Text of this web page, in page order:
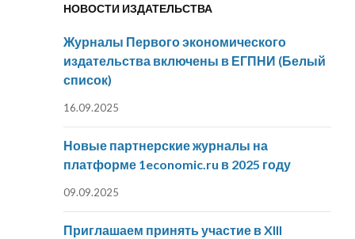
НОВОСТИ ИЗДАТЕЛЬСТВА
Журналы Первого экономического
издательства включены в ЕГПНИ (Белый
список)
16.09.2025
Новые партнерские журналы на
платформе 1economic.ru в 2025 году
09.09.2025
Приглашаем принять участие в XIII